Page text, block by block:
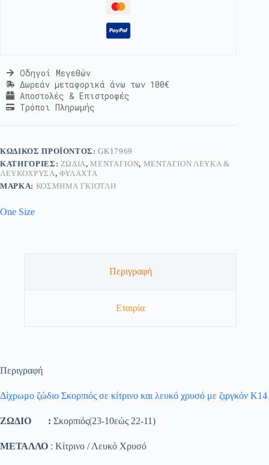
Οδηγοί Μεγεθών
Δωρεάν μεταφορικά άνω των 100€
Αποστολές & Επιστροφές
Τρόποι Πληρωμής
ΚΩΔΙΚΌΣ ΠΡΟΪΌΝΤΟΣ:GK17969
ΚΑΤΗΓΟΡΊΕΣ: ΖΏΔΙΑ,ΜΕΝΤΑΓΙΌΝ, ΜΕΝΤΑΓΙΌΝ ΛΕΥΚΆ &
ΛΕΥΚΌΧΡΥΣΑ, ΦΥΛΑΧΤΆ
ΜΆΡΚΑ: ΚΟΣΜΗΜΑ ΓΚΙΟΤΛΗ
One Size
Περιγραφή
Εταιρία
Περιγραφή
Δίχρωμο ζώδιο Σκορπιός σε κίτρινο και λευκό χρυσό με ζιργκόν Κ14
ΖΩΔΙΟ : Σκορπιός(23-10εώς 22-11)
ΜΕΤΑΛΛΟ : Κίτρινο / Λευκό Χρυσό